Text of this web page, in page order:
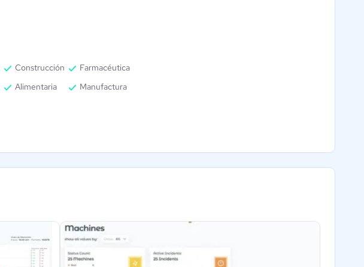
Construcción
Farmacéutica
Alimentaria Manufactura